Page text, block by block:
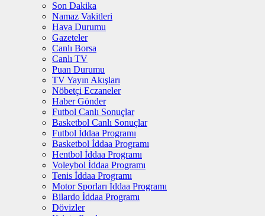
Son Dakika
Namaz Vakitleri
Hava Durumu
Gazeteler
Canlı Borsa
Canlı TV
Puan Durumu
TV Yayın Akışları
Nöbetçi Eczaneler
Haber Gönder
Futbol Canlı Sonuçlar
Basketbol Canlı Sonuçlar
Futbol İddaa Programı
Basketbol İddaa Programı
Hentbol İddaa Programı
Voleybol İddaa Programı
Tenis İddaa Programı
Motor Sporları İddaa Programı
Bilardo İddaa Programı
Dövizler